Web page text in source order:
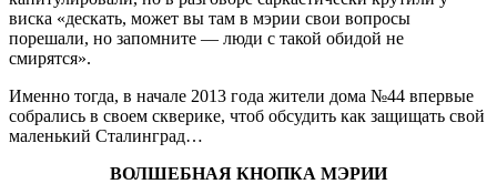
виска «дескать, может вы там в мэрии свои вопросы
порешали, но запомните — люди с такой обидой не
смирятся».
Именно тогда, в начале 2013 года жители дома №44 впервые
собрались в своем скверике, чтоб обсудить как защищать свой
маленький Сталинград…
ВОЛШЕБНАЯ КНОПКА МЭРИИ